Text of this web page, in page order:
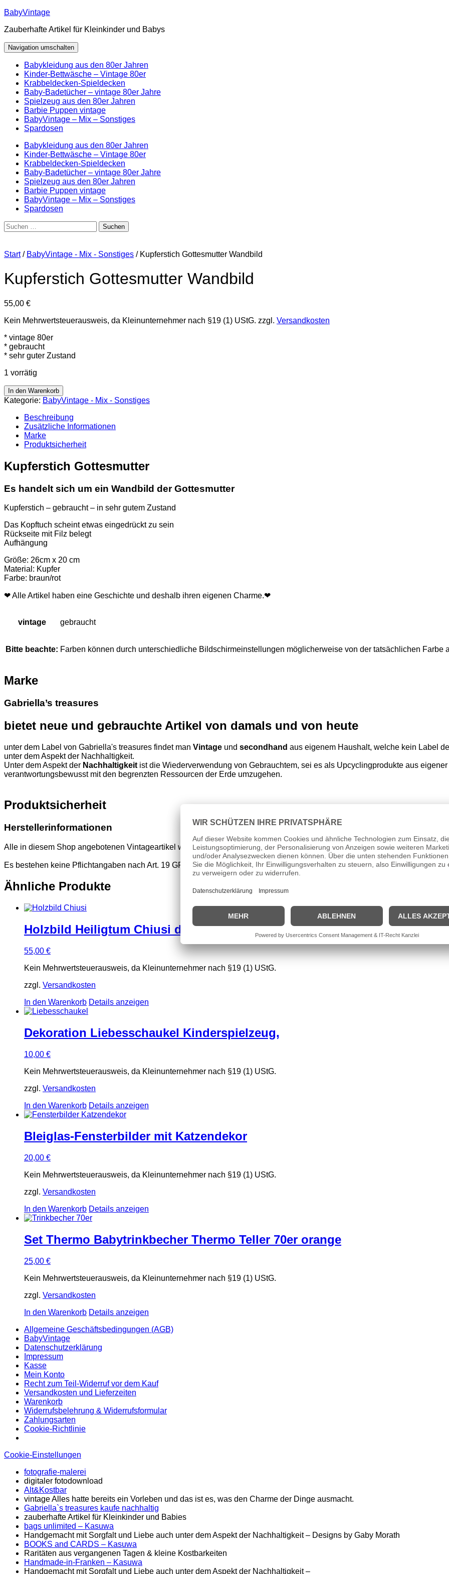
Zum
springen
BabyVintage
Zauberhafte Artikel für Kleinkinder und Babys
Navigation umschalten
Babykleidung aus den 80er Jahren
Kinder-Bettwäsche – Vintage 80er
Krabbeldecken-Spieldecken
Baby-Badetücher – vintage 80er Jahre
Spielzeug aus den 80er Jahren
Barbie Puppen vintage
BabyVintage – Mix – Sonstiges
Spardosen
Babykleidung aus den 80er Jahren
Kinder-Bettwäsche – Vintage 80er
Krabbeldecken-Spieldecken
Baby-Badetücher – vintage 80er Jahre
Spielzeug aus den 80er Jahren
Barbie Puppen vintage
BabyVintage – Mix – Sonstiges
Spardosen
Suchen
nach:
Start/ BabyVintage - Mix - Sonstiges / Kupferstich Gottesmutter Wandbild
Kupferstich Gottesmutter Wandbild
55,00 €
Kein Mehrwertsteuerausweis, da Kleinunternehmer nach §19 (1) UStG. zzgl. Versandkosten
* vintage 80er
* gebraucht
* sehr guter Zustand
1 vorrätig
Kupferstich
Gottesmutter
Wandbild
Menge
In den Warenkorb
Kategorie: BabyVintage - Mix - Sonstiges
Beschreibung
Zusätzliche Informationen
Marke
Produktsicherheit
Kupferstich Gottesmutter
Es handelt sich um ein Wandbild der Gottesmutter
Kupferstich – gebraucht – in sehr gutem Zustand
Das Kopftuch scheint etwas eingedrückt zu sein
Rückseite mit Filz belegt
Aufhängung
Größe: 26cm x 20 cm
Material: Kupfer
Farbe: braun/rot
❤ Alle Artikel haben eine Geschichte und deshalb ihren eigenen Charme.❤
vintage gebraucht
Bitte beachte: Farben können durch unterschiedliche Bildschirmeinstellungen möglicherweise von der tatsächlichen Farbe
Marke
Gabriella’s treasures
bietet neue und gebrauchte Artikel von damals und von heute
unter dem Label von Gabriella's treasures findet man Vintage und secondhand aus eigenem Haushalt, welche kein Label
unter dem Aspekt der Nachhaltigkeit.
Unter dem Aspekt der Nachhaltigkeit ist die Wiederverwendung von Gebrauchtem, sei es als Upcyclingprodukte aus
verantwortungsbewusst mit den begrenzten Ressourcen der Erde umzugehen.
Produktsicherheit
Herstellerinformationen
Alle in diesem Shop angebotenen Vintageartikel wurden vor dem 13.12.2024 erstmalig in der EU in Verkehr gebracht.
Es bestehen keine Pflichtangaben nach Art. 19 GPSR
Ähnliche Produkte
Holzbild Heiligtum Chiusi della Verna Holzpuzzle
55,00 €
Kein Mehrwertsteuerausweis, da Kleinunternehmer nach §19 (1) UStG.
zzgl. Versandkosten
In den Warenkorb Details anzeigen
Dekoration Liebesschaukel Kinderspielzeug,
10,00 €
Kein Mehrwertsteuerausweis, da Kleinunternehmer nach §19 (1) UStG.
zzgl. Versandkosten
In den Warenkorb Details anzeigen
Bleiglas-Fensterbilder mit Katzendekor
20,00 €
Kein Mehrwertsteuerausweis, da Kleinunternehmer nach §19 (1) UStG.
zzgl. Versandkosten
In den Warenkorb Details anzeigen
Set Thermo Babytrinkbecher Thermo Teller 70er orange
25,00 €
Kein Mehrwertsteuerausweis, da Kleinunternehmer nach §19 (1) UStG.
zzgl. Versandkosten
In den Warenkorb Details anzeigen
Allgemeine Geschäftsbedingungen (AGB)
BabyVintage
Datenschutzerklärung
Impressum
Kasse
Mein Konto
Recht zum Teil-Widerruf vor dem Kauf
Versandkosten und Lieferzeiten
Warenkorb
Widerrufsbelehrung & Widerrufsformular
Zahlungsarten
Cookie-Richtlinie
Cookie-Einstellungen
fotografie-malerei
digitaler fotodownload
Alt&Kostbar
vintage Alles hatte bereits ein Vorleben und das ist es, was den Charme der Dinge ausmacht.
Gabriella`s treasures kaufe nachhaltig
zauberhafte Artikel für Kleinkinder und Babies
bags unlimited – Kasuwa
Handgemacht mit Sorgfalt und Liebe auch unter dem Aspekt der Nachhaltigkeit – Designs by Gaby Morath
BOOKS and CARDS – Kasuwa
Raritäten aus vergangenen Tagen & kleine Kostbarkeiten
Handmade-in-Franken – Kasuwa
Handgemacht mit Sorgfalt und Liebe auch unter dem Aspekt der Nachhaltigkeit –